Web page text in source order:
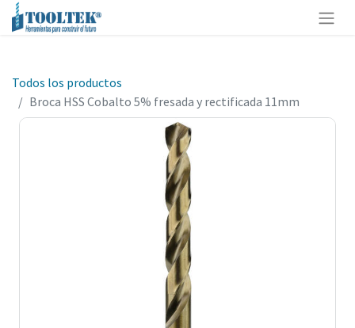
Todos los productos
Broca HSS Cobalto 5% fresada y rectificada 11mm